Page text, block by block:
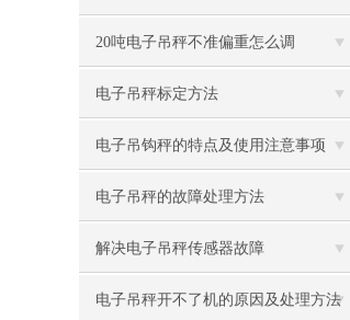
20吨电子吊秤不准偏重怎么调
电子吊秤标定方法
电子吊钩秤的特点及使用注意事项
电子吊秤的故障处理方法
解决电子吊秤传感器故障
电子吊秤开不了机的原因及处理方法